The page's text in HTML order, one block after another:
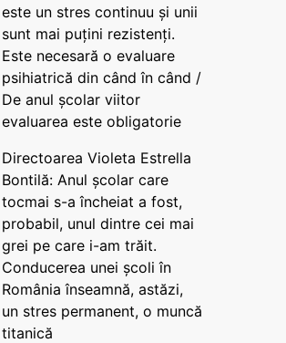
este un stres continuu și unii
sunt mai puțini rezistenți.
Este necesară o evaluare
psihiatrică din când în când /
De anul școlar viitor
evaluarea este obligatorie
Directoarea Violeta Estrella
Bontilă: Anul școlar care
tocmai s-a încheiat a fost,
probabil, unul dintre cei mai
grei pe care i-am trăit.
Conducerea unei școli în
România înseamnă, astăzi,
un stres permanent, o muncă
titanică